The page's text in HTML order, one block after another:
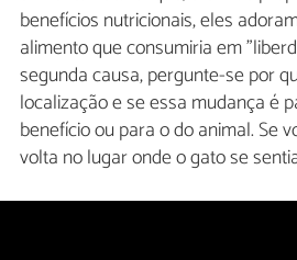
benefícios nutricionais, eles
alimento que consumiria em
segunda causa, pergunte-se por
localização e se essa mudança é
benefício ou para o do animal. Se
volta no lugar onde o gato se